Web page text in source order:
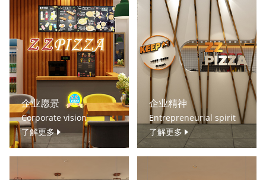
企业愿景
Corporate vision
了解更多
企业精神
Entrepreneurial spirit
了解更多